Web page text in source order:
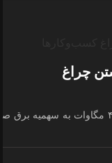
چراغ
معاون وزیر صمت، گفت: مقرر شد ۳۰۰ تا ۴۰۰ مگاوات به سهمیه